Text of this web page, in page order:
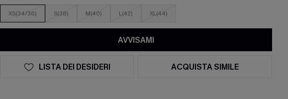
XS(34/36) S(38) M(40) L(42) XL(44)
AVVISAMI
LISTA DEI DESIDERI ACQUISTA SIMILE